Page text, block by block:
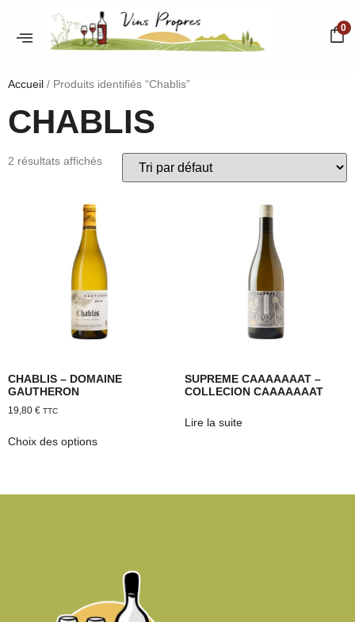
0
Accueil / Produits identifiés “Chablis”
CHABLIS
2 résultats affichés
CHABLIS – DOMAINE
GAUTHERON
19,80 € TTC
Choix des options
SUPREME CAAAAAAAT –
COLLECION CAAAAAAAT
Lire la suite